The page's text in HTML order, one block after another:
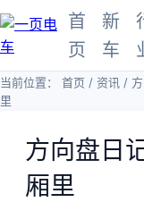
首
页
新
车
当前位置： 首页 / 资讯 /
里
方向盘日
厢里